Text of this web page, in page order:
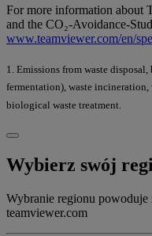
For more information about
and the CO₂-Avoidance-
www.teamviewer.com/en/
1. Emissions from waste
fermentation), waste incineration,
biological waste treatment.
Wybierz swój
Wybranie regionu powoduje
teamviewer.com